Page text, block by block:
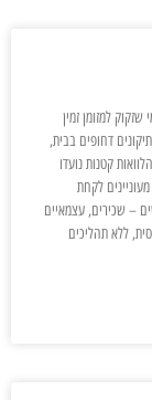
לכל מי שזקוק למזומן זמין
דחופים בבית,
קטנות נועדו
לקחת
– שכירים, עצמאיים
ללא תהליכים